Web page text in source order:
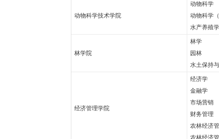
动物科学技术学院
动物科学
动物科学
水产养殖学
林学院
林学
园林
水土保持
经济管理学院
经济学
金融学
市场营销
财务管理
农林经济
农林经济